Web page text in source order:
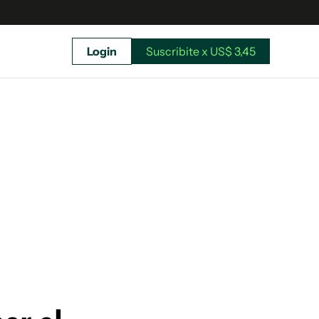
Login Suscribite x US$ 3,45